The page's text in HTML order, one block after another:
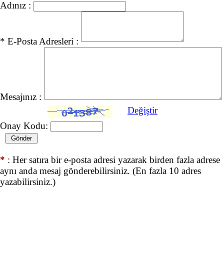
Adınız :
* E-Posta Adresleri :
Mesajınız :
Değiştir
Onay Kodu:
* : Her satıra bir e-posta adresi yazarak birden fazla adrese
aynı anda mesaj gönderebilirsiniz. (En fazla 10 adres
yazabilirsiniz.)